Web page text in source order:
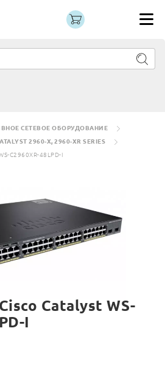
СЕТЕВОЕ ОБОРУДОВАНИЕ
2960-X, 2960-XR SERIES
C2960XR-48LPD-I
Catalyst WS-
I